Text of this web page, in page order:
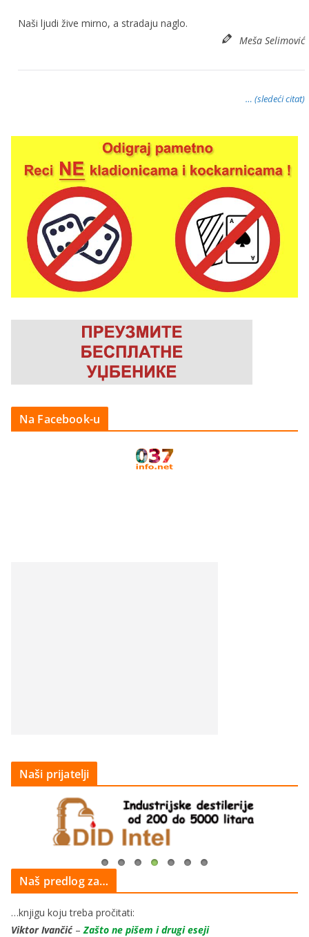
Naši ljudi žive mirno, a stradaju naglo.
Meša Selimović
… (sledeći citat)
Na Facebook-u
Naši prijatelji
Naš predlog za…
…knjigu koju treba pročitati:
Viktor Ivančić– Zašto ne pišem i drugi eseji